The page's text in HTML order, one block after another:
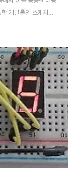
개발툴인 스케치에
를 더하기를 하는 것
이 선공한 것을 볼 수
고 있다고 합니다. For
선언한 변수, 주로 int
내고 있습니다. 그리